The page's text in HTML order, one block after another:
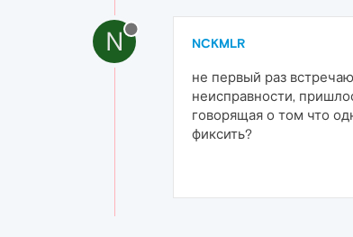
N NCKMLR
не первый раз
неисправности,
говорящая о том что
фиксить?